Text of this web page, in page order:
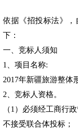
依据《招投标法》，
下：
一、竞标人须知
1、项目名称:
2017年新疆旅游整体
2、竞标人资格。
（1）必须经工商行
不接受联合体投标；